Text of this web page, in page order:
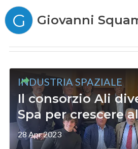
G Giovanni
INDUSTRIA SPAZIALE
Il consorzio Ali
Spa per crescere
28 Apr 2023